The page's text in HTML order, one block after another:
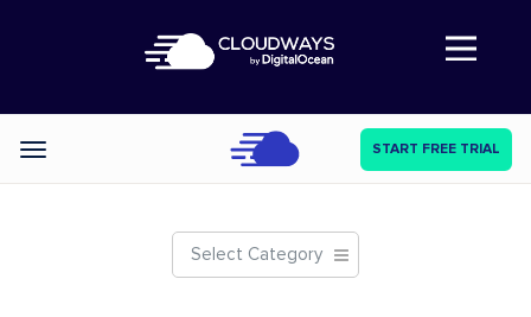
Abre a navegação
Categories START FREE TRIAL
Select Category